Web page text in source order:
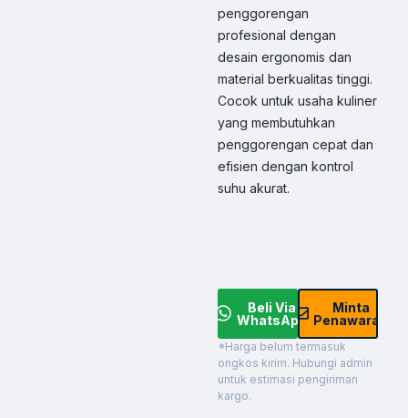
penggorengan
profesional dengan
desain ergonomis dan
material berkualitas tinggi.
Cocok untuk usaha kuliner
yang membutuhkan
penggorengan cepat dan
efisien dengan kontrol
suhu akurat.
Beli Via
WhatsApp
Minta
Penawaran
*Harga belum termasuk
ongkos kirim. Hubungi admin
untuk estimasi pengiriman
kargo.